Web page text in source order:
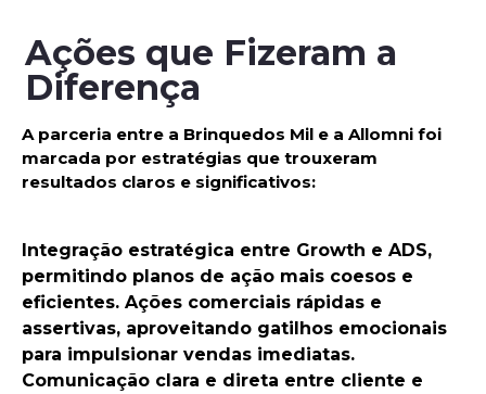
Ações que Fizeram a
Diferença
A parceria entre a Brinquedos Mil e a Allomni foi
marcada por estratégias que trouxeram
resultados claros e significativos:
Integração estratégica entre Growth e ADS,
permitindo planos de ação mais coesos e
eficientes. Ações comerciais rápidas e
assertivas, aproveitando gatilhos emocionais
para impulsionar vendas imediatas.
Comunicação clara e direta entre cliente e